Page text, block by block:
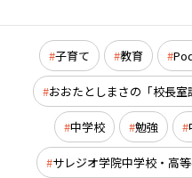
子育て 教育
おおたとしまさの「校長室
中学校 勉強
サレジオ学院中学校・高